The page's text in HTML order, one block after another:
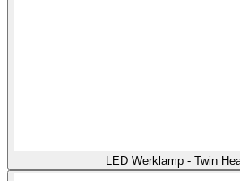
LED Werklamp - Twin